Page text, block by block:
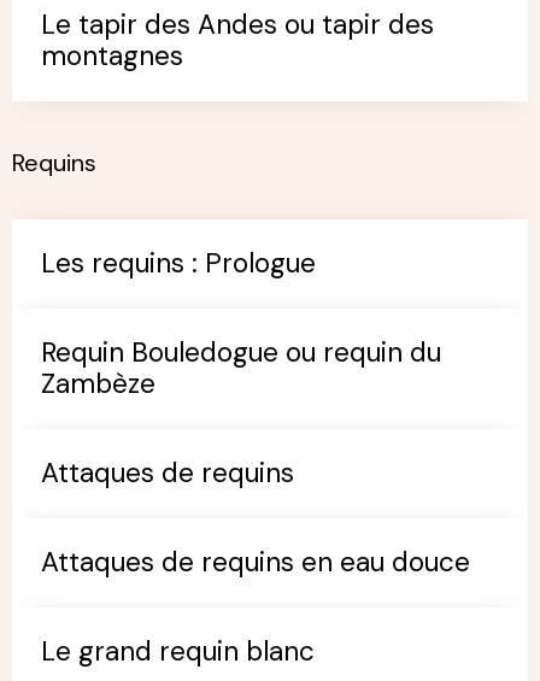
Le tapir des Andes ou tapir des
montagnes
Requins
Les requins : Prologue
Requin Bouledogue ou requin du
Zambèze
Attaques de requins
Attaques de requins en eau douce
Le grand requin blanc